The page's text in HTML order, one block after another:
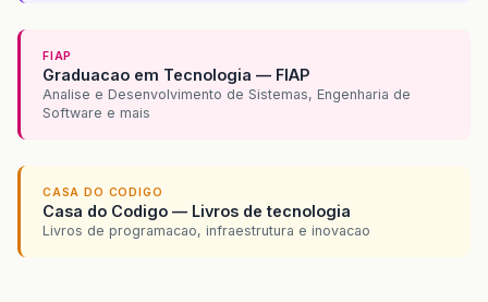
FIAP
Graduacao em Tecnologia — FIAP
Analise e Desenvolvimento de Sistemas, Engenharia de
Software e mais
CASA DO CODIGO
Casa do Codigo — Livros de tecnologia
Livros de programacao, infraestrutura e inovacao